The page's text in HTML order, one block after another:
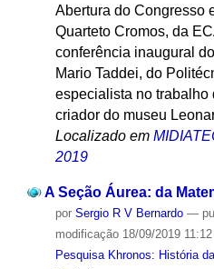
Abertura do Congresso
Quarteto Cromos, da
conferência inaugural
Mario Taddei, do
especialista no
criador do museu
Localizado em
2019
A Seção Áurea: da
por Sergio R V Bernardo —
modificação18/09/2019 11:12
Pesquisa Khronos: História